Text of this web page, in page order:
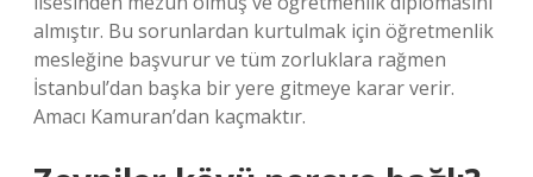
almıştır. Bu sorunlardan kurtulmak için öğretmenlik
mesleğine başvurur ve tüm zorluklara rağmen
İstanbul’dan başka bir yere gitmeye karar verir.
Amacı Kamuran’dan kaçmaktır.